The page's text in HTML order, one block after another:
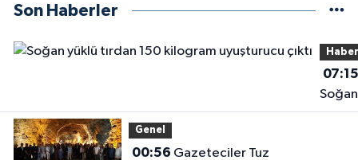
Son Haberler
07:15
Soğan
yüklü
Genel
00:56